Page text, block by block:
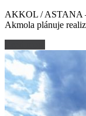
AKKOL / ASTANA
Akmola plánuje